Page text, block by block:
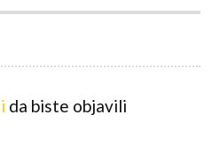
da biste objavili